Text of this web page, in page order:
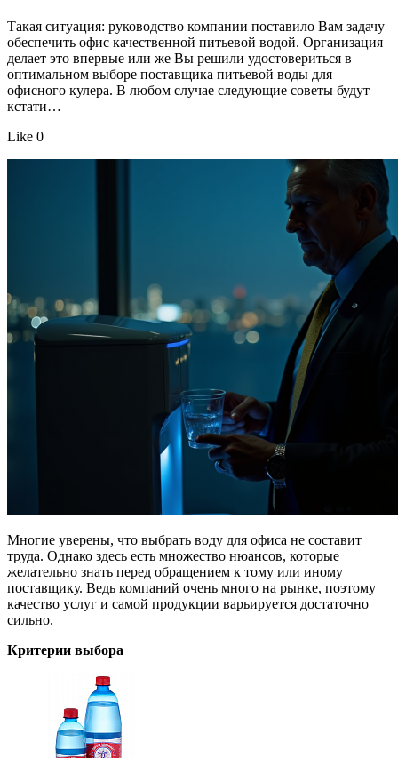
Такая ситуация: руководство компании поставило Вам задачу
обеспечить офис качественной питьевой водой. Организация
делает это впервые или же Вы решили удостовериться в
оптимальном выборе поставщика питьевой воды для
офисного кулера. В любом случае следующие советы будут
кстати…
Like 0
Многие уверены, что выбрать воду для офиса не составит
труда. Однако здесь есть множество нюансов, которые
желательно знать перед обращением к тому или иному
поставщику. Ведь компаний очень много на рынке, поэтому
качество услуг и самой продукции варьируется достаточно
сильно.
Критерии выбора